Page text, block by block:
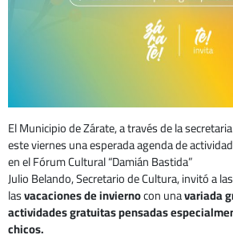
El Municipio de Zárate, a través de la
este viernes una esperada agenda de
en el Fórum Cultural “Damián Bastida”
Julio Belando, Secretario de Cultura, invitó a
lasvacaciones de inviernocon unavariada
actividades gratuitas pensadas
chicos.